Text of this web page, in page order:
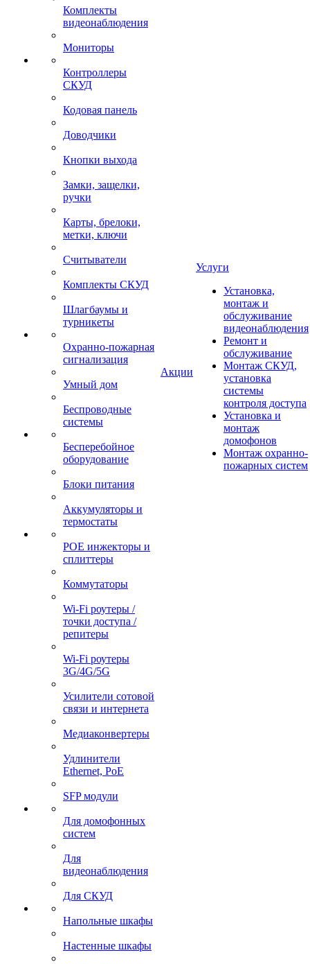
Комплекты
видеонаблюдения
Мониторы
Контроллеры
СКУД
Кодовая панель
Доводчики
Кнопки выхода
Замки, защелки,
ручки
Карты, брелоки,
метки, ключи
Считыватели
Комплекты СКУД
Шлагбаумы и
турникеты
Охранно-пожарная
сигнализация
Умный дом
Беспроводные
системы
Бесперебойное
оборудование
Блоки питания
Аккумуляторы и
термостаты
POE инжекторы и
сплиттеры
Коммутаторы
Wi-Fi роутеры /
точки доступа /
репитеры
Wi-Fi роутеры
3G/4G/5G
Усилители сотовой
связи и интернета
Медиаконвертеры
Удлинители
Ethernet, PoE
SFP модули
Для домофонных
систем
Для
видеонаблюдения
Для СКУД
Напольные шкафы
Настенные шкафы
Акции
Услуги
Установка,
монтаж и
обслуживание
видеонаблюдения
Ремонт и
обслуживание
Монтаж СКУД,
установка
системы
контроля доступа
Установка и
монтаж
домофонов
Монтаж охранно-
пожарных систем